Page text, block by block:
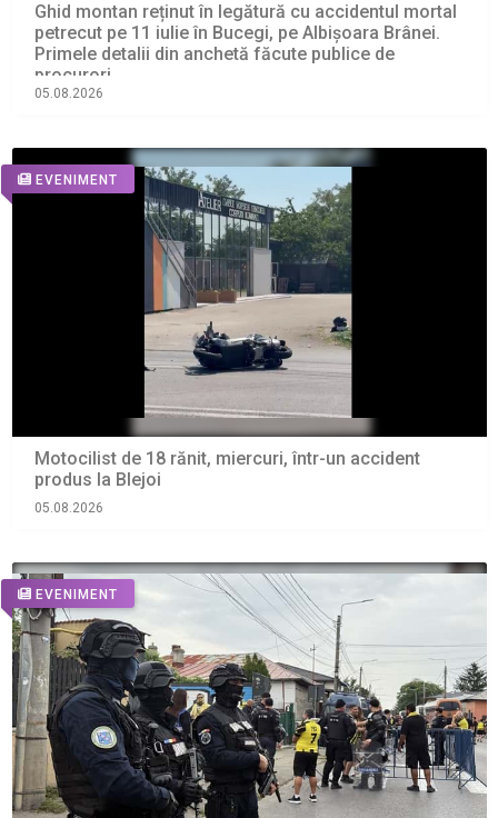
Ghid montan reținut în legătură cu accidentul mortal
petrecut pe 11 iulie în Bucegi, pe Albișoara Brânei.
Primele detalii din anchetă făcute publice de
procurori
05.08.2026
EVENIMENT
Motocilist de 18 rănit, miercuri, într-un accident
produs la Blejoi
05.08.2026
EVENIMENT